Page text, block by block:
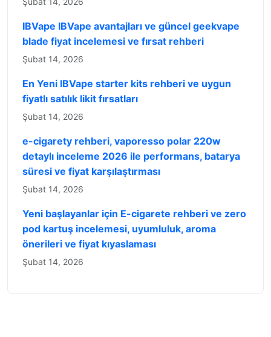
IBVape IBVape avantajları ve güncel geekvape
blade fiyat incelemesi ve fırsat rehberi
Şubat 14, 2026
En Yeni IBVape starter kits rehberi ve uygun
fiyatlı satılık likit fırsatları
Şubat 14, 2026
e-cigarety rehberi, vaporesso polar 220w
detaylı inceleme 2026 ile performans, batarya
süresi ve fiyat karşılaştırması
Şubat 14, 2026
Yeni başlayanlar için E-cigarete rehberi ve zero
pod kartuş incelemesi, uyumluluk, aroma
önerileri ve fiyat kıyaslaması
Şubat 14, 2026